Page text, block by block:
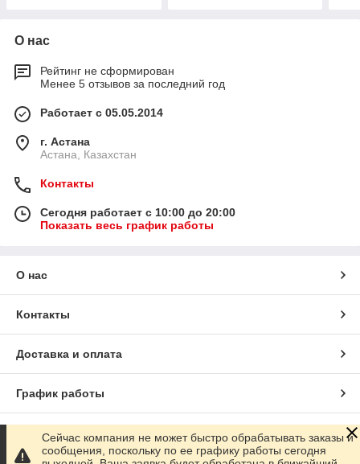
О нас
Рейтинг не сформирован
Менее 5 отзывов за последний год
Работает с 05.05.2014
г. Астана
Астана, Казахстан
Контакты
Сегодня работает с 10:00 до 20:00
Показать весь график работы
О нас
Контакты
Доставка и оплата
График работы
Полная версия сайта
Сейчас компания не может быстро обрабатывать заказы и
сообщения, поскольку по ее графику работы сегодня